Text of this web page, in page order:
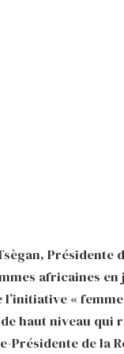
Présidente
africaines
«
haut niveau qui
Présidente de la